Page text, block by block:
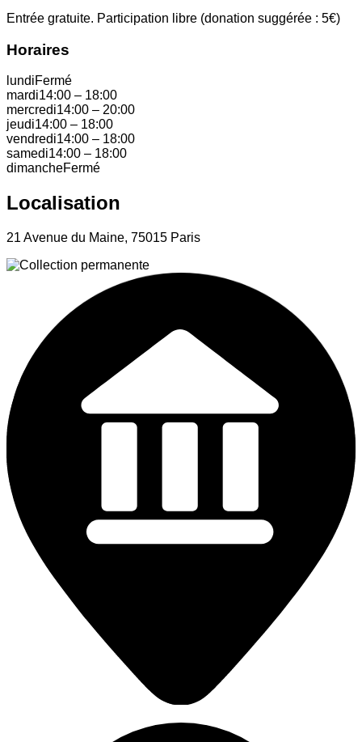
Entrée gratuite. Participation libre (donation suggérée : 5€)
Horaires
lundiFermé
mardi14:00 – 18:00
mercredi14:00 – 20:00
jeudi14:00 – 18:00
vendredi14:00 – 18:00
samedi14:00 – 18:00
dimancheFermé
Localisation
21 Avenue du Maine, 75015 Paris